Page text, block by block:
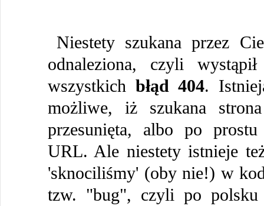
Niestety szukana przez
odnaleziona, czyli
wszystkich błąd 404.
możliwe, iż szukana
przesunięta, albo po prostu
URL. Ale niestety istnieje
'sknociliśmy' (oby nie!) w
tzw. "bug", czyli po polsku